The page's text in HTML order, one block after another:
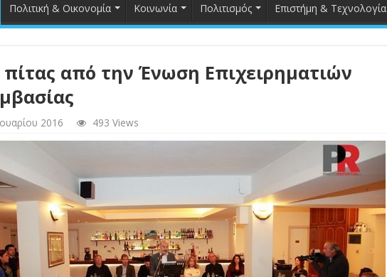
Πολιτική & Οικονομία Κοινωνία Πολιτισμός Επιστήμη & Τεχνολογία
από την Ένωση Επιχειρηματιών
2016 493 Views